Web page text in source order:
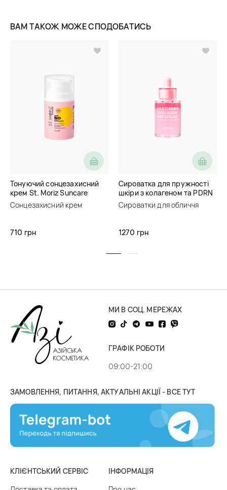
ВАМ ТАКОЖ МОЖЕ СПОДОБАТИСЬ
Тонуючий сонцезахисний
крем St. Moriz Suncare
SPF50 Tinded Face
Sunscreen
Сонцезахисний крем
710 грн
Сироватка для пружності
шкіри з колагеном та PDRN
Purito Multi PDRN Collagen
EGF Serum
Сироватки для обличчя
1270 грн
МИ В СОЦ. МЕРЕЖАХ
ГРАФІК РОБОТИ
09:00-21:00
ЗАМОВЛЕННЯ, ПИТАННЯ, АКТУАЛЬНІ АКЦІЇ - ВСЕ ТУТ
КЛІЄНТСЬКИЙ СЕРВІС
ІНФОРМАЦІЯ